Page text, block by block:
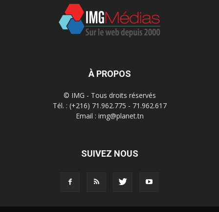
À PROPOS
© IMG - Tous droits réservés
Tél. : (+216) 71.962.775 - 71.962.617
Email : img@planet.tn
SUIVEZ NOUS